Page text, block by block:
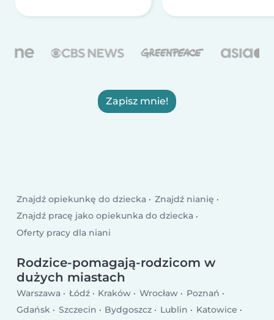
Zapisz mnie!
Znajdź opiekunkę do dziecka
Znajdź nianię
Znajdź pracę jako opiekunka do dziecka
Oferty pracy dla niani
Rodzice-pomagają-rodzicom w
dużych miastach
Warszawa Łódź Kraków Wrocław
Poznań
Gdańsk
Szczecin Bydgoszcz Lublin
Katowice